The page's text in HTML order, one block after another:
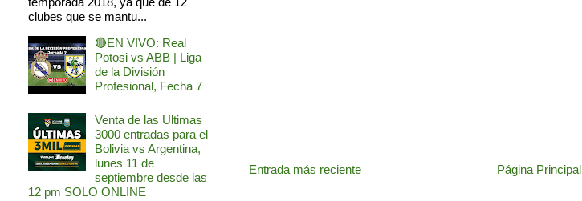
Entrada más reciente Página Principal
clubes que se mantu...
🔴EN VIVO: Real
Potosi vs ABB | Liga
de la División
Profesional, Fecha 7
Venta de las Ultimas
3000 entradas para el
Bolivia vs Argentina,
lunes 11 de
septiembre desde las
12 pm SOLO ONLINE